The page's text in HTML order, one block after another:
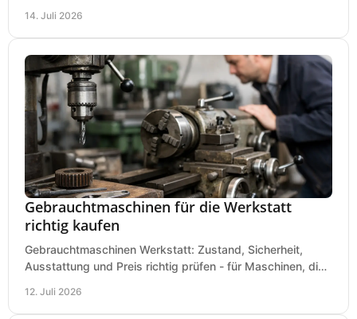
14. Juli 2026
Gebrauchtmaschinen für die Werkstatt
richtig kaufen
Gebrauchtmaschinen Werkstatt: Zustand, Sicherheit,
Ausstattung und Preis richtig prüfen - für Maschinen, die
12. Juli 2026